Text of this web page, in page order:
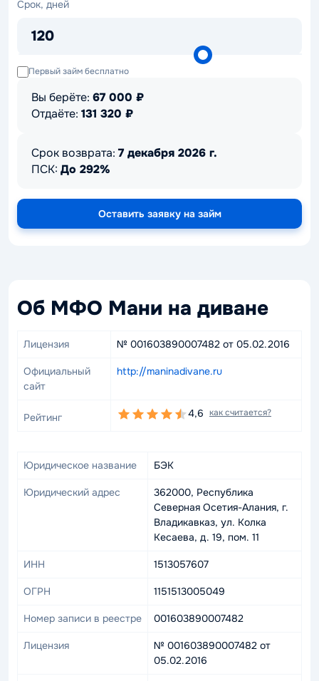
Срок, дней
120
Срок,
Первый займ бесплатно
Вы берёте: 67 000 ₽
Отдаёте: 131 320 ₽
Срок возврата: 7 декабря 2026 г.
ПСК: До 292%
Оставить заявку на займ
Об МФО Мани на диване
Лицензия № 001603890007482 от 05.02.2016
Официальный
сайт
http://maninadivane.ru
Рейтинг 4,6 как считается?
Юридическое название БЭК
Юридический адрес
362000, Республика
Северная Осетия-Алания, г.
Владикавказ, ул. Колка
Кесаева, д. 19, пом. 11
ИНН 1513057607
ОГРН 1151513005049
Номер записи в реестре 001603890007482
Лицензия
№ 001603890007482 от
05.02.2016